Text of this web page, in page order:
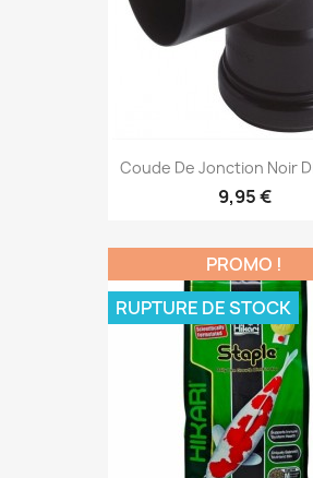
Coude De Jonction Noir
9,95 €
PROMO !
RUPTURE DE STOCK